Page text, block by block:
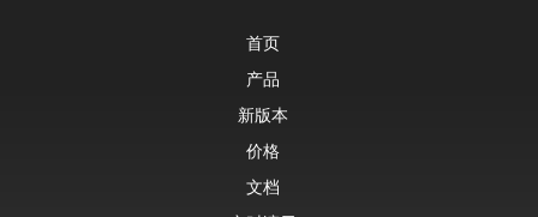
首页
产品
新版本
价格
文档